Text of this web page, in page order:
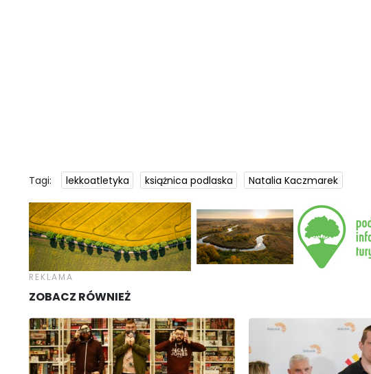
Tagi: lekkoatletyka książnica podlaska Natalia Kaczmarek
ZOBACZ RÓWNIEŻ